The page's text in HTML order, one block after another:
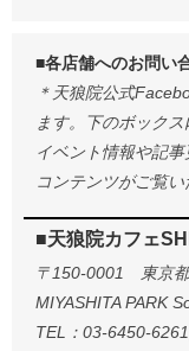
■各店舗へのお問い
＊天狼院公式
ます。下のボック
イベント情報や記
コンテンツがご覧い
■天狼院カフェ
〒150-0001 東京
MIYASHITA PARK
TEL：03-6450-